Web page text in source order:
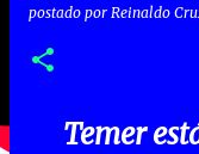
postado por Reinaldo
Temer